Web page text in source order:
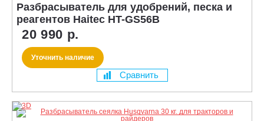
Разбрасыватель для удобрений, песка и
реагентов Haitec HT-GS56B
20 990 р.
Уточнить наличие
Сравнить